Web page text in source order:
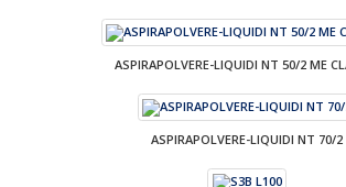
ASPIRAPOLVERE-LIQUIDI NT 50/2 ME
ASPIRAPOLVERE-LIQUIDI NT 70/2